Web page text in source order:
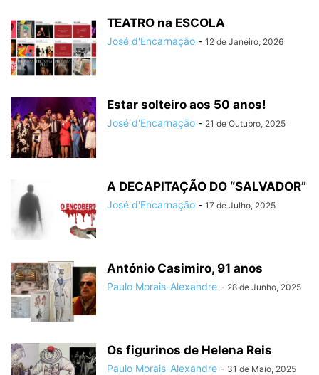
TEATRO na ESCOLA
José d'Encarnação - 12 de Janeiro, 2026
Estar solteiro aos 50 anos!
José d'Encarnação - 21 de Outubro, 2025
A DECAPITAÇÃO DO “SALVADOR”
José d'Encarnação - 17 de Julho, 2025
António Casimiro, 91 anos
Paulo Morais-Alexandre - 28 de Junho, 2025
Os figurinos de Helena Reis
Paulo Morais-Alexandre - 31 de Maio, 2025